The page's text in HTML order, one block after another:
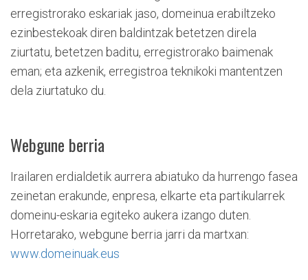
erregistrorako eskariak jaso, domeinua erabiltzeko
ezinbestekoak diren baldintzak betetzen direla
ziurtatu, betetzen baditu, erregistrorako baimenak
eman; eta azkenik, erregistroa teknikoki mantentzen
dela ziurtatuko du.
Webgune berria
Irailaren erdialdetik aurrera abiatuko da hurrengo fasea
zeinetan erakunde, enpresa, elkarte eta partikularrek
domeinu-eskaria egiteko aukera izango duten.
Horretarako, webgune berria jarri da martxan:
www.domeinuak.eus